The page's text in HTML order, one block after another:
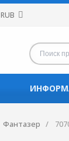
RUB
Фантазер